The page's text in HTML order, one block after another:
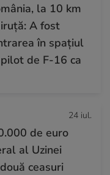
la 10 km
A fost
în spațiul
de F-16 ca
24 iul.
de euro
al Uzinei
ceasuri